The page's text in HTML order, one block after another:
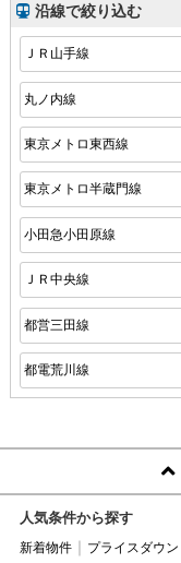
沿線で絞り込む
ＪＲ山手線
丸ノ内線
東京メトロ東西線
東京メトロ半蔵門線
小田急小田原線
ＪＲ中央線
都営三田線
都電荒川線
人気条件から探す
新着物件 プライスダウン